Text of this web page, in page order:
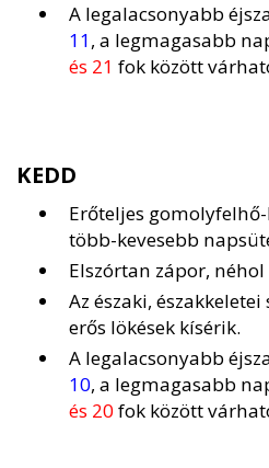
A legalacsonyabb
11, a legmagasabb
és 21 fok között
KEDD
Erőteljes
több-kevesebb
Elszórtan zápor,
Az északi,
erős lökések kísérik.
A legalacsonyabb
10, a legmagasabb
és 20fok között